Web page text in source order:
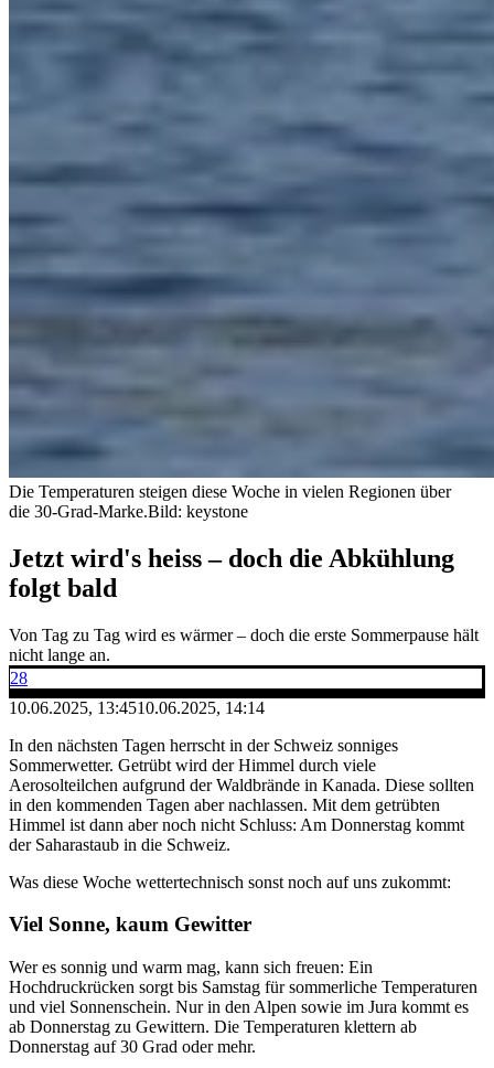
Die Temperaturen steigen diese Woche in vielen Regionen über
die 30-Grad-Marke.Bild: keystone
Jetzt wird's heiss – doch die Abkühlung
folgt bald
Von Tag zu Tag wird es wärmer – doch die erste Sommerpause hält
nicht lange an.
28
10.06.2025, 13:4510.06.2025, 14:14
In den nächsten Tagen herrscht in der Schweiz sonniges
Sommerwetter. Getrübt wird der Himmel durch viele
Aerosolteilchen aufgrund der Waldbrände in Kanada. Diese sollten
in den kommenden Tagen aber nachlassen. Mit dem getrübten
Himmel ist dann aber noch nicht Schluss: Am Donnerstag kommt
der Saharastaub in die Schweiz.
Was diese Woche wettertechnisch sonst noch auf uns zukommt:
Viel Sonne, kaum Gewitter
Wer es sonnig und warm mag, kann sich freuen: Ein
Hochdruckrücken sorgt bis Samstag für sommerliche Temperaturen
und viel Sonnenschein. Nur in den Alpen sowie im Jura kommt es
ab Donnerstag zu Gewittern. Die Temperaturen klettern ab
Donnerstag auf 30 Grad oder mehr.